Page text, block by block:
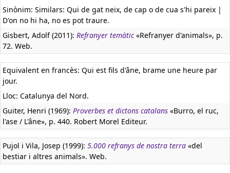
Sinònim: Similars: Qui de gat neix, de cap o de cua s'hi pareix |
D'on no hi ha, no es pot traure.
Gisbert, Adolf (2011): Refranyer temàtic«Refranyer d'animals», p.
72. Web.
Equivalent en francès: Qui est fils d'âne, brame une heure par
jour.
Lloc: Catalunya del Nord.
Guiter, Henri (1969): Proverbes et dictons catalans «Burro, el ruc,
l'ase / L'âne», p. 440. Robert Morel Editeur.
Pujol i Vila, Josep (1999): 5.000 refranys de nostra terra «del
bestiar i altres animals». Web.